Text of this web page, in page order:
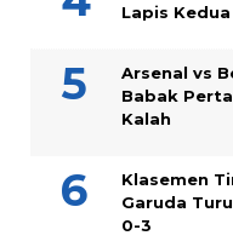
Lapis
Arsenal vs
Babak
Kalah
Klasemen
Garuda
0-3